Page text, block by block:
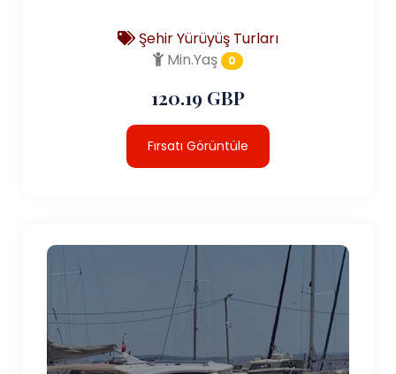
Şehir Yürüyüş Turları
Min.Yaş
0
120.19 GBP
Fırsatı Görüntüle